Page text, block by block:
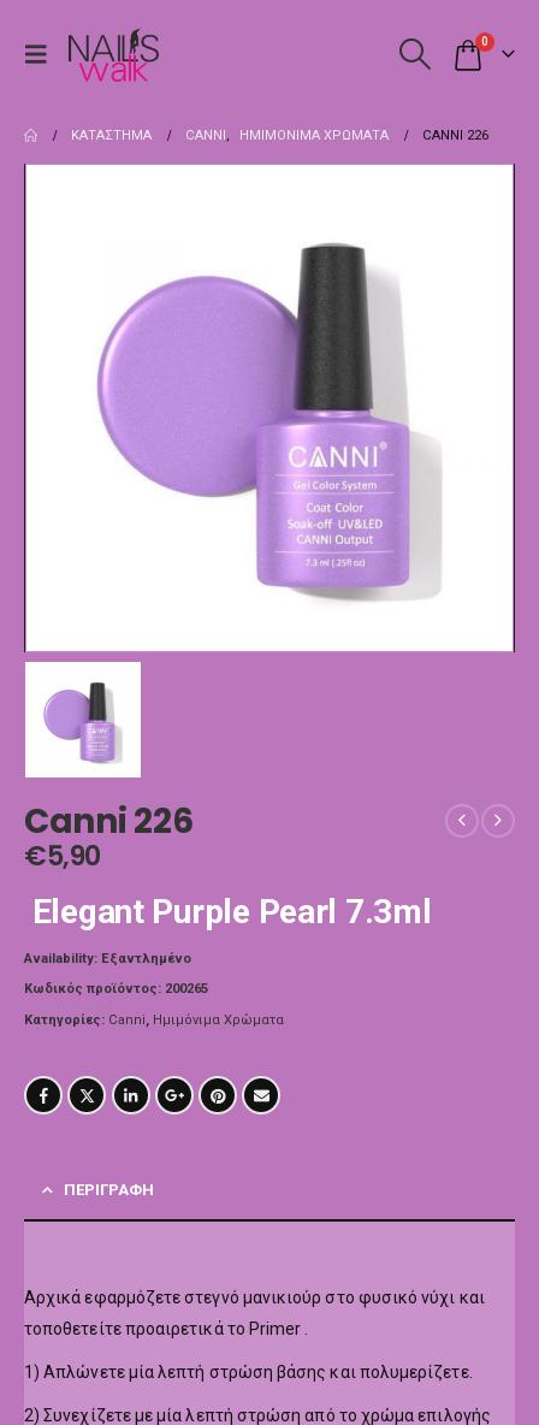
0
ΚΑΤΆΣΤΗΜΑ CANNI, ΗΜΙΜΌΝΙΜΑ ΧΡΏΜΑΤΑ CANNI 226
Canni 226
€5,90
Elegant Purple Pearl 7.3ml
Availability: Εξαντλημένο
Κωδικός προϊόντος: 200265
Κατηγορίες: Canni, Ημιμόνιμα Χρώματα
ΠΕΡΙΓΡΑΦΉ
Αρχικά εφαρμόζετε στεγνό μανικιούρ στο φυσικό νύχι και
τοποθετείτε προαιρετικά το Primer .
1) Απλώνετε μία λεπτή στρώση βάσης και πολυμερίζετε.
2) Συνεχίζετε με μία λεπτή στρώση από το χρώμα επιλογής